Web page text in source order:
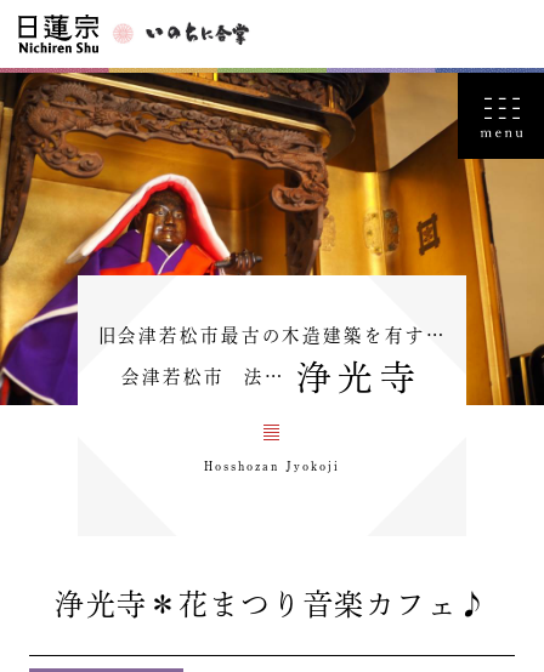
旧会津若松市最古の木造建築を有す…
会津若松市 法… 浄光寺
Hosshozan Jyokoji
浄光寺＊花まつり音楽カフェ♪